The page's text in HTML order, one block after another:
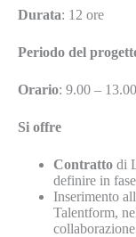
Durata: 12 ore
Periodo del
Orario: 9.00 –
Si offre
Contratto di
definire in
Inserimento
Talentform,